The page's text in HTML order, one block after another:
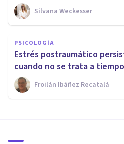
Silvana Weckesser
PSICOLOGÍA
Estrés postraumático
cuando no se trata a
Froilán Ibáñez Recatalá